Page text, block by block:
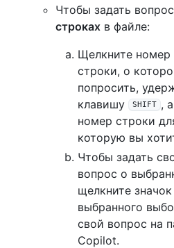
Чтобы задать
строках в файле:
Щелкните номер
строки, о
попросить,
клавишу
SHIFT ,
номер строки
которую вы
Чтобы задать
вопрос о
щелкните
выбранного
свой вопрос на
Copilot.